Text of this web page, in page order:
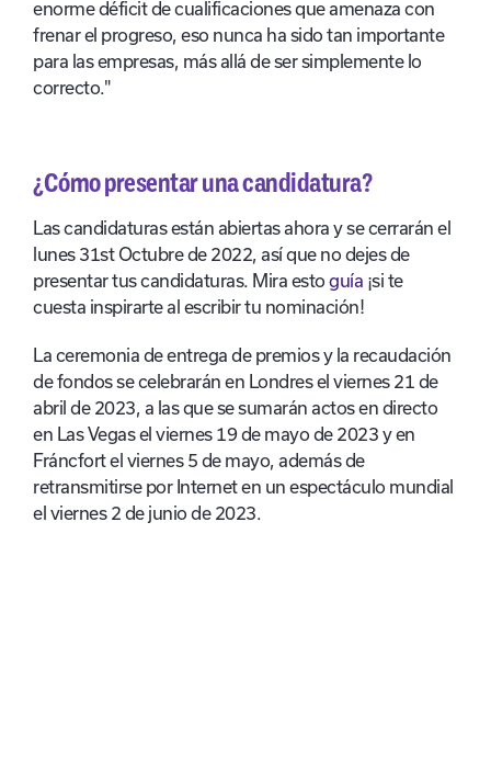
enorme déficit de cualificaciones que amenaza con
frenar el progreso, eso nunca ha sido tan importante
para las empresas, más allá de ser simplemente lo
correcto."
¿Cómo presentar una candidatura?
Las candidaturas están abiertas ahora y se cerrarán el
lunes 31stOctubre de 2022, así que no dejes de
presentar tus candidaturas. Mira esto guía ¡si te
cuesta inspirarte al escribir tu nominación!
La ceremonia de entrega de premios y la recaudación
de fondos se celebrarán en Londres el viernes 21 de
abril de 2023, a las que se sumarán actos en directo
en Las Vegas el viernes 19 de mayo de 2023 y en
Fráncfort el viernes 5 de mayo, además de
retransmitirse por Internet en un espectáculo mundial
el viernes 2 de junio de 2023.